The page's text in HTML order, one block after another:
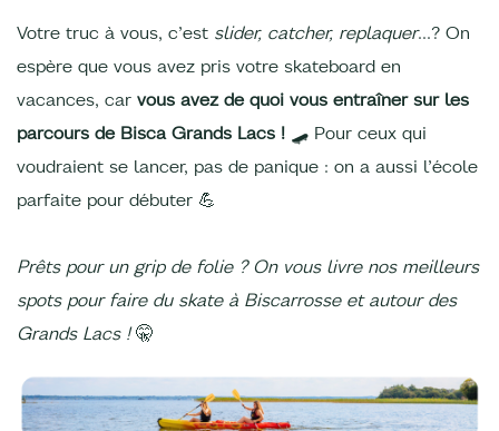
Votre truc à vous, c’est slider, catcher, replaquer…? On
espère que vous avez pris votre skateboard en
vacances, car vous avez de quoi vous entraîner sur les
parcours de Bisca Grands Lacs ! 🛹 Pour ceux qui
voudraient se lancer, pas de panique : on a aussi l’école
parfaite pour débuter 💪
Prêts pour un grip de folie ? On vous livre nos meilleurs
spots pour faire du skate à Biscarrosse et autour des
Grands Lacs !🤫